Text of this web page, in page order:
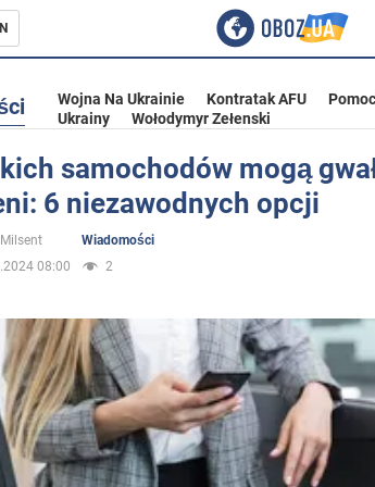
Ukrainie
Wojna Na Ukrainie Kontratak AFU
Ukrainy
Wołodymyr Zełenski
samochodów mogą
6 niezawodnych opcji
Wiadomości
08:00
2